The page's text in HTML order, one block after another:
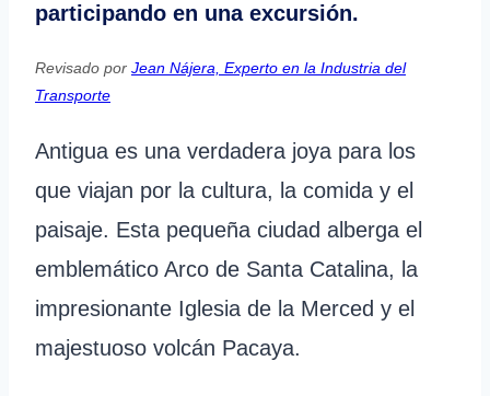
participando en una excursión.
Revisado por Jean Nájera, Experto en la Industria del
Transporte
Antigua es una verdadera joya para los
que viajan por la cultura, la comida y el
paisaje. Esta pequeña ciudad alberga el
emblemático Arco de Santa Catalina, la
impresionante Iglesia de la Merced y el
majestuoso volcán Pacaya.